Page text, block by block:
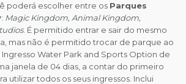
poderá escolher entre os Parques
: Magic Kingdom, Animal Kingdom,
. É permitido entrar e sair do mesmo
mas não é permitido trocar de parque ao
Water Park and Sports Option de
janela de 04 dias, a contar do primeiro
utilizar todos os seus ingressos. Inclui